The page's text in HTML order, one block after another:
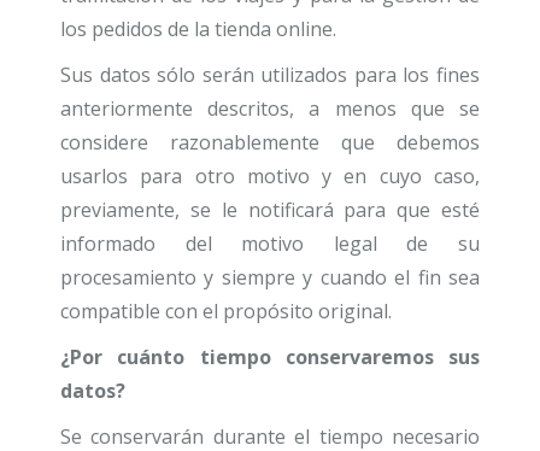
los pedidos de la tienda online.
Sus datos sólo serán utilizados para los fines
anteriormente descritos, a menos que se
considere razonablemente que debemos
usarlos para otro motivo y en cuyo caso,
previamente, se le notificará para que esté
informado del motivo legal de su
procesamiento y siempre y cuando el fin sea
compatible con el propósito original.
¿Por cuánto tiempo conservaremos sus
datos?
Se conservarán durante el tiempo necesario